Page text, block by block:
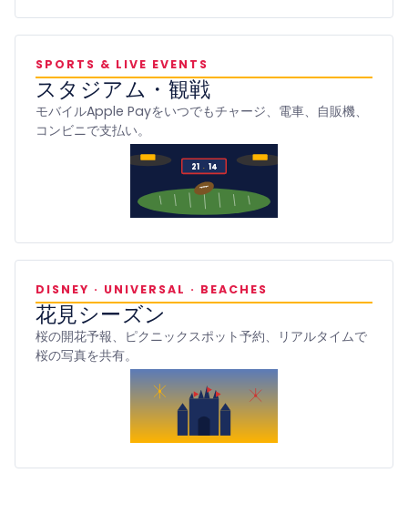
SPORTS & LIVE EVENTS
スタジアム・観戦
モバイルApple Payをいつでもチャージ、電車、自販機、
コンビニで支払い。
21 · 14
DISNEY · UNIVERSAL · BEACHES
花見シーズン
桜の開花予報、ピクニックスポット予約、リアルタイムで
桜の写真を共有。